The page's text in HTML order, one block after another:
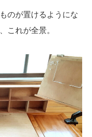
のが置けるようにな
これが全景。